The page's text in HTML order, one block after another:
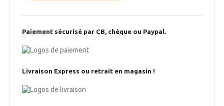
Paiement sécurisé par CB, chèque ou Paypal.
Livraison Express ou retrait en magasin !